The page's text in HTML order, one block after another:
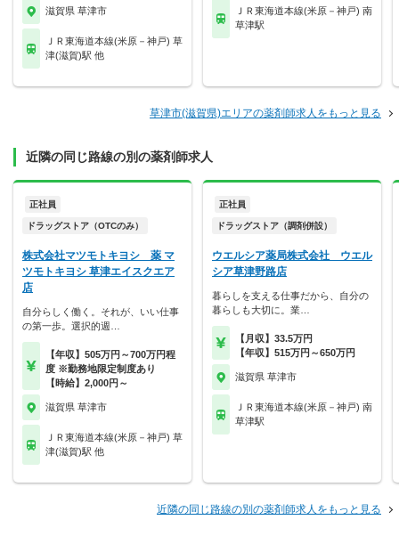
滋賀県 草津市
ＪＲ東海道本線(米原－神戸) 草
津(滋賀)駅 他
ＪＲ東海道本線(米原－神戸) 南
草津駅
草津市(滋賀県)エリアの薬剤師求人をもっと見る
近隣の同じ路線の別の薬剤師求人
正社員
ドラッグストア（OTCのみ）
株式会社マツモトキヨシ 薬 マ
ツモトキヨシ 草津エイスクエア
店
自分らしく働く。それが、いい仕事
の第一歩。選択的週…
【年収】505万円～700万円程
度 ※勤務地限定制度あり
【時給】2,000円～
滋賀県 草津市
ＪＲ東海道本線(米原－神戸) 草
津(滋賀)駅 他
正社員
ドラッグストア（調剤併設）
ウエルシア薬局株式会社 ウエル
シア草津野路店
暮らしを支える仕事だから、自分の
暮らしも大切に。業…
【月収】33.5万円
【年収】515万円～650万円
滋賀県 草津市
ＪＲ東海道本線(米原－神戸) 南
草津駅
近隣の同じ路線の別の薬剤師求人をもっと見る